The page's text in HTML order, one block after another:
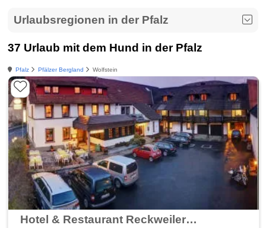
Urlaubsregionen in der Pfalz
37 Urlaub mit dem Hund in der Pfalz
Pfalz Pfälzer Bergland Wolfstein
Hotel & Restaurant Reckweilerhof